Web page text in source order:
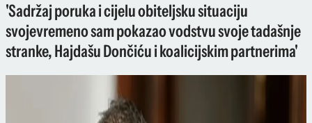
'Sadržaj poruka i cijelu obiteljsku situaciju
svojevremeno sam pokazao vodstvu svoje tadašnje
stranke, Hajdašu Dončiću i koalicijskim partnerima'